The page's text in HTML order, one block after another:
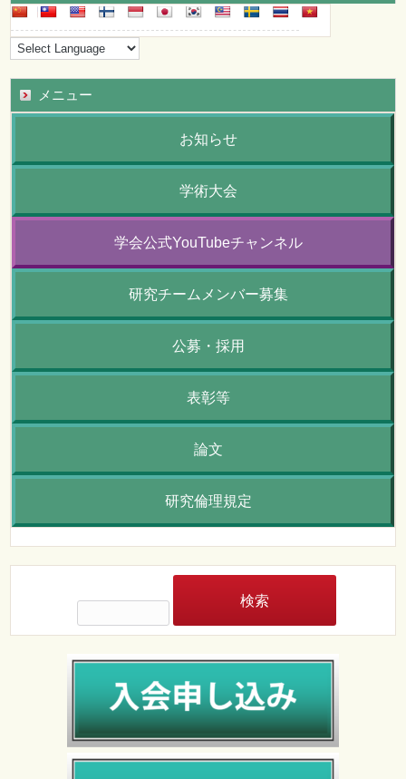
メニュー
お知らせ
学術大会
学会公式YouTubeチャンネル
研究チームメンバー募集
公募・採用
表彰等
論文
研究倫理規定
索: